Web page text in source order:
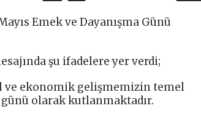
Emek ve Dayanışma Günü
şu ifadelere yer verdi;
ve ekonomik gelişmemizin temel
olarak kutlanmaktadır.